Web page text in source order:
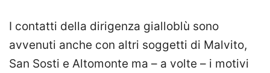
I contatti della dirigenza gialloblù sono
avvenuti anche con altri soggetti di Malvito,
San Sosti e Altomonte ma – a volte – i motivi